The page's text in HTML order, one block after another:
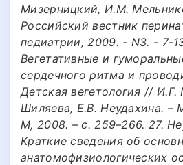
Мизерницкий, И.М.
Российский вестник
педиатрии, 2009. - N3. - 7-
Вегетативные и
сердечного ритма и
Детская вегетология // И.Г.
Шиляева, Е.В. Неудахина. –
М, 2008. – с. 259–266. 27.
Краткие сведения об
анатомофизиологических